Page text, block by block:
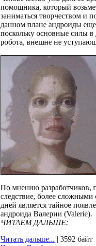
помощника, который
заниматься творчеством и
данном плане андроиды
поскольку основные силы в
робота, внешне не
По мнению разработчиков,
следствие, более
дней является тайное
андроида Валерии (Valerie).
ЧИТАЕМ ДАЛЬШЕ:
Читать дальше... | 3592 байт